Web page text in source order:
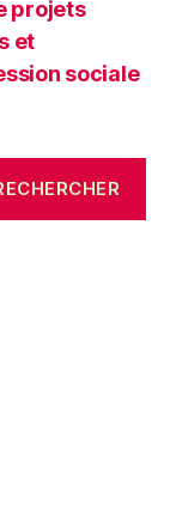
projets
et
sociale